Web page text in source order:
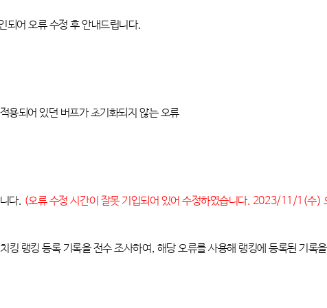
되어오류 수정 후 안내드립니다.
적용되어 있던 버프가 초기화되지 않는 오류
다. (오류 수정 시간이 잘못 기입되어 있어 수정하였습니다. 2023/11/1(수)
킹 랭킹 등록 기록을 전수 조사하여, 해당 오류를 사용해 랭킹에 등록된 기록